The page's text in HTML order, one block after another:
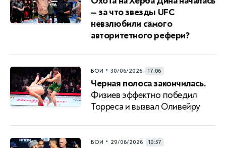
— за что звезды UFC
невзлюбили самого
авторитетного рефери?
БОИ • 30/06/2026 17:06
Черная полоса закончилась.
Физиев эффектно победил
Торреса и вызвал Оливейру
БОИ • 29/06/2026 10:57